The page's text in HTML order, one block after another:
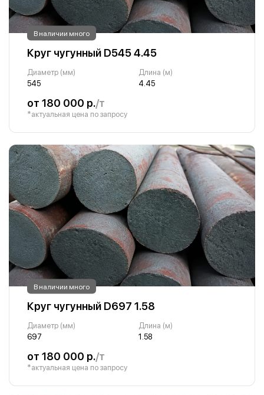
В наличии много
Круг чугунный D545 4.45
Диаметр (мм)
545
Длина (м)
4.45
от 180 000 р./т
*актуальная цена по запросу
В наличии много
Круг чугунный D697 1.58
Диаметр (мм)
697
Длина (м)
1.58
от 180 000 р./т
*актуальная цена по запросу